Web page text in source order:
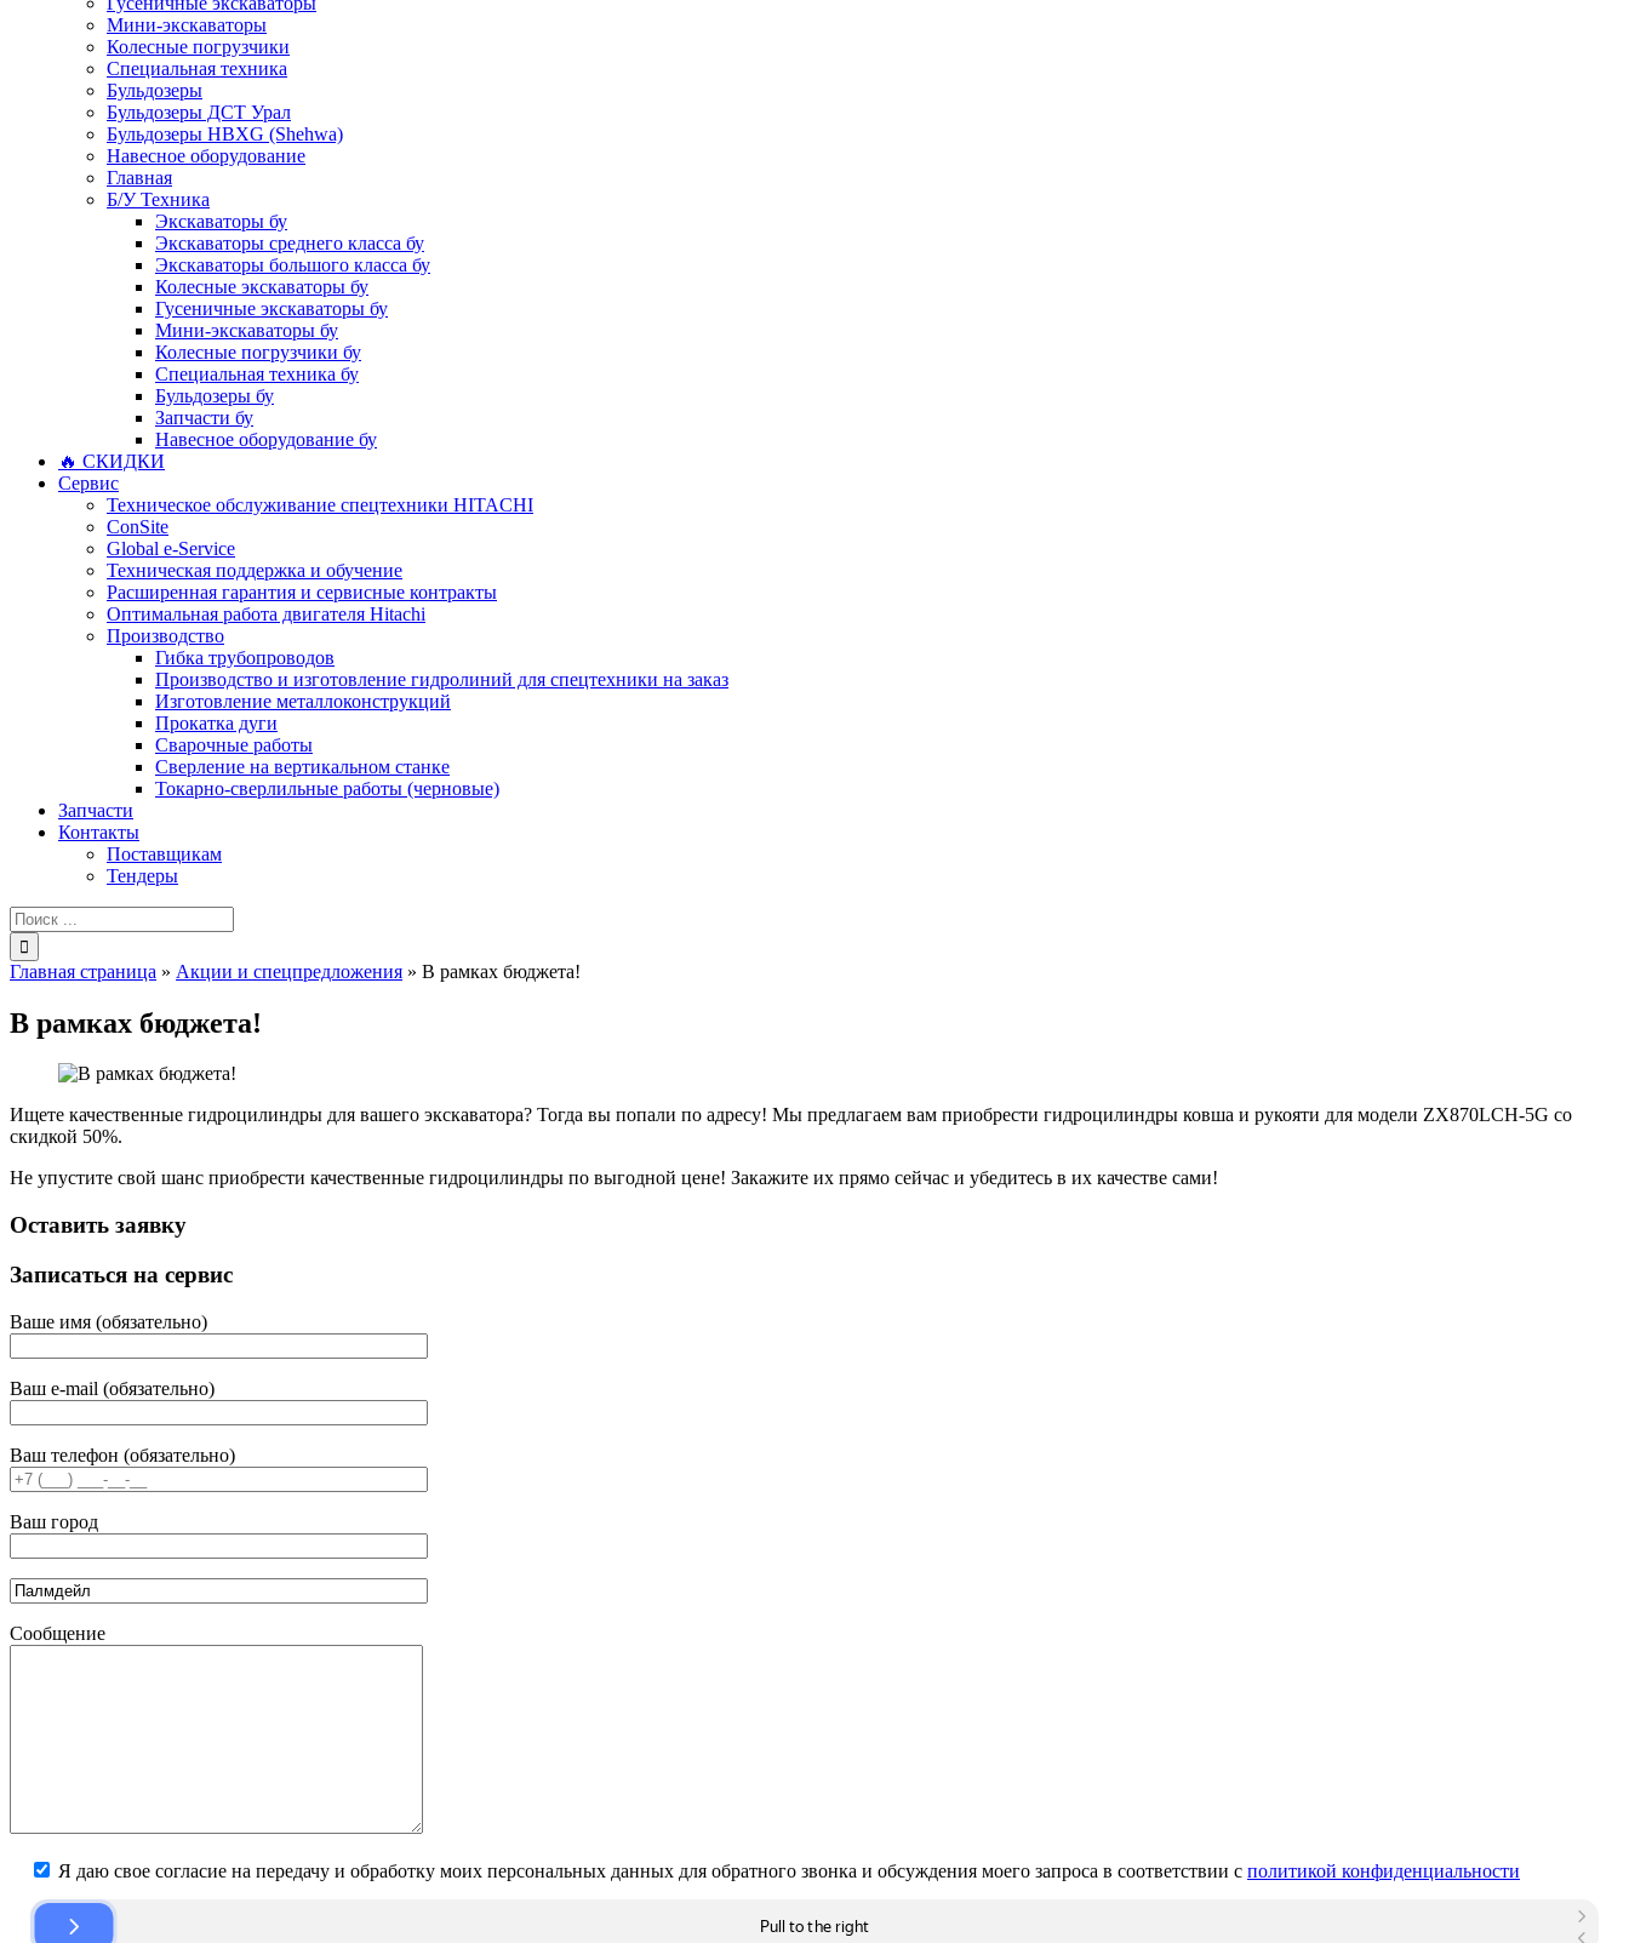
Мини-экскаваторы
Колесные погрузчики
Специальная техника
Бульдозеры
Бульдозеры ДСТ Урал
Бульдозеры HBXG (Shehwa)
Навесное оборудование
Главная
Б/У Техника
Экскаваторы бу
Экскаваторы среднего класса бу
Экскаваторы большого класса бу
Колесные экскаваторы бу
Гусеничные экскаваторы бу
Мини-экскаваторы бу
Колесные погрузчики бу
Специальная техника бу
Бульдозеры бу
Запчасти бу
Навесное оборудование бу
🔥 СКИДКИ
Сервис
Техническое обслуживание спецтехники HITACHI
ConSite
Global e-Service
Техническая поддержка и обучение
Расширенная гарантия и сервисные контракты
Оптимальная работа двигателя Hitachi
Производство
Гибка трубопроводов
Производство и изготовление гидролиний для спецтехники на заказ
Изготовление металлоконструкций
Прокатка дуги
Сварочные работы
Сверление на вертикальном станке
Токарно-сверлильные работы (черновые)
Запчасти
Контакты
Поставщикам
Тендеры
Результат
поиска:
Главная страница » Акции и спецпредложения » В рамках бюджета!
В рамках бюджета!
Ищете качественные гидроцилиндры для вашего экскаватора? Тогда вы попали по адресу! Мы предлагаем вам приобрести гидроцилиндры ковша и рукояти для модели ZX870LCH-5G со
скидкой 50%.
Не упустите свой шанс приобрести качественные гидроцилиндры по выгодной цене! Закажите их прямо сейчас и убедитесь в их качестве сами!
Оставить заявку
Записаться на сервис
Ваше имя (обязательно)
Ваш e-mail (обязательно)
Ваш телефон (обязательно)
Ваш город
Сообщение
Я даю свое согласие на передачу и обработку моих персональных данных для обратного звонка и обсуждения моего запроса в соответствии с политикой конфиденциальности